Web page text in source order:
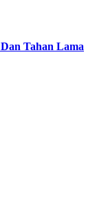
Tahan Lama